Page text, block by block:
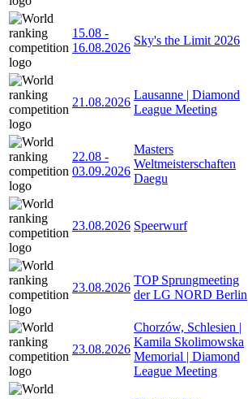
15.08 -
16.08.2026
Sky's the Limit 2026
21.08.2026
Lausanne | Diamond
League Meeting
22.08 -
03.09.2026
Masters
Weltmeisterschaften
Daegu
23.08.2026 Speerwurf
23.08.2026
TOP Sprungmeeting
der LG NORD Berlin
23.08.2026
Chorzów, Schlesien |
Kamila Skolimowska
Memorial | Diamond
League Meeting